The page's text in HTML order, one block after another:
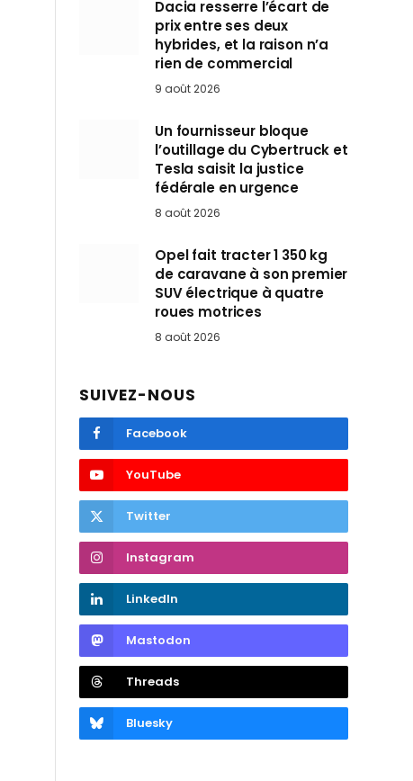
Dacia resserre l’écart de
prix entre ses deux
hybrides, et la raison n’a
rien de commercial
9 août 2026
Un fournisseur bloque
l’outillage du Cybertruck et
Tesla saisit la justice
fédérale en urgence
8 août 2026
Opel fait tracter 1 350 kg
de caravane à son premier
SUV électrique à quatre
roues motrices
8 août 2026
SUIVEZ-NOUS
Facebook
YouTube
Twitter
Instagram
LinkedIn
Mastodon
Threads
Bluesky